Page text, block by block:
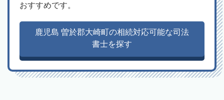
おすすめです。
鹿児島 曽於郡大崎町の相続対応可能な司法
書士を探す